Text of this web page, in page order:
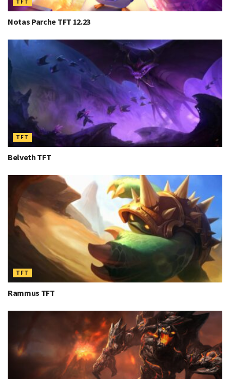
TFT
Notas Parche TFT 12.23
TFT
Belveth TFT
TFT
Rammus TFT